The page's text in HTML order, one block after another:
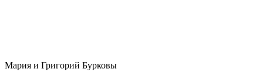
Мария и Григорий Бурковы